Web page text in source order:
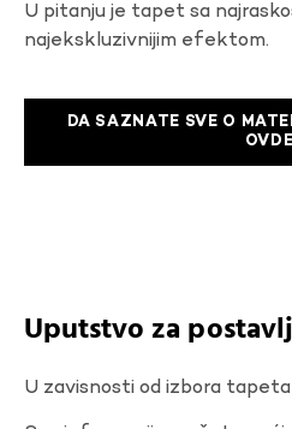
U pitanju je tapet sa
najekskluzivnijim efektom.
DA SAZNATE SVE O
OVDE
Uputstvo za
U zavisnosti od izbora